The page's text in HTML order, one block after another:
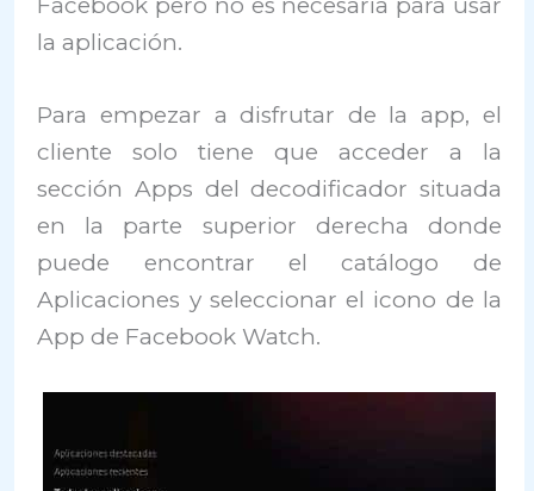
la aplicación.
Para empezar a disfrutar de la app, el
cliente solo tiene que acceder a la
sección Apps del decodificador situada
en la parte superior derecha donde
puede encontrar el catálogo de
Aplicaciones y seleccionar el icono de la
App de Facebook Watch.